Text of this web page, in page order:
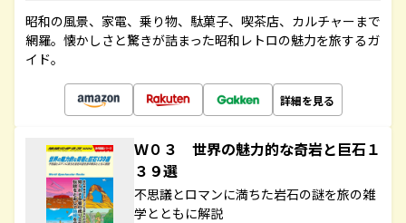
昭和の風景、家電、乗り物、駄菓子、喫茶店、カルチャーまで
網羅。懐かしさと驚きが詰まった昭和レトロの魅力を旅するガ
イド。
詳細を見る
Ｗ０３ 世界の魅力的な奇岩と巨石１
３９選
不思議とロマンに満ちた岩石の謎を旅の雑
学とともに解説